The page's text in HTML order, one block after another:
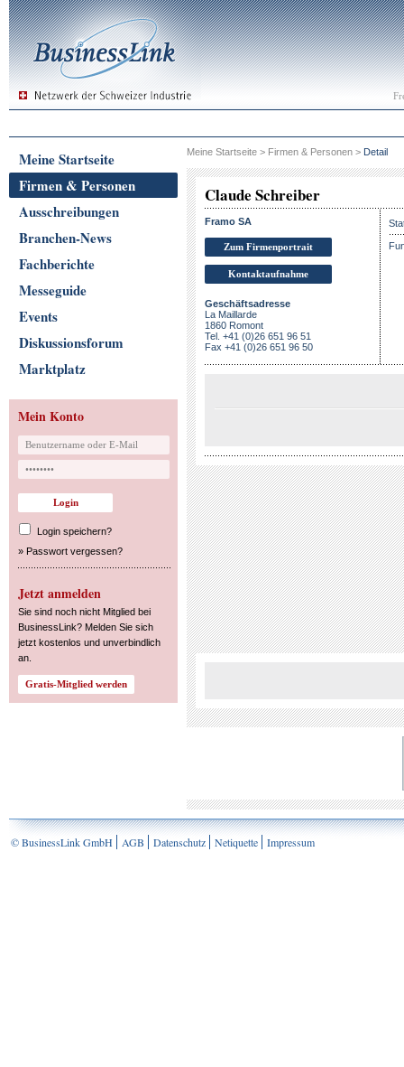
Meine Startseite
Firmen & Personen
Ausschreibungen
Branchen-News
Fachberichte
Messeguide
Events
Diskussionsforum
Marktplatz
Mein Konto
Login speichern?
» Passwort vergessen?
Jetzt anmelden
Sie sind noch nicht Mitglied bei
BusinessLink? Melden Sie sich
jetzt kostenlos und unverbindlich
an.
Meine Startseite > Firmen & Personen > Detail
Claude Schreiber
Framo SA
Zum Firmenportrait
Kontaktaufnahme
Geschäftsadresse
La Maillarde
1860 Romont
Tel. +41 (0)26 651 96 51
Fax +41 (0)26 651 96 50
© BusinessLink GmbH AGB Datenschutz Netiquette Impressum